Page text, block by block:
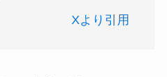
Xより引用